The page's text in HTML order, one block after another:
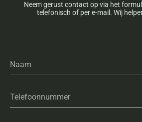
Neem gerust contact op via het
telefonisch of per e-mail. Wij
Naam
Telefoonnummer